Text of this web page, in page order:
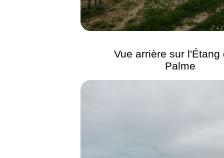
Vue arrière sur l'Étang
Palme